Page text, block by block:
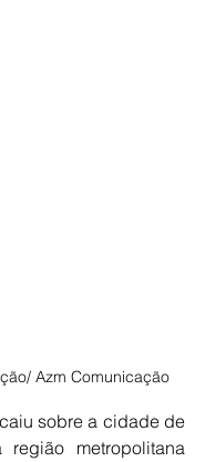
Azm Comunicação
sobre a cidade de
metropolitana